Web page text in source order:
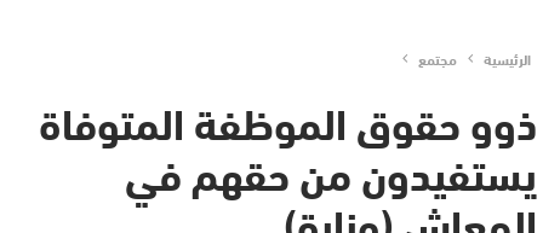
الرئيسية مجتمع
ذوو حقوق الموظفة المتوفاة
يستفيدون من حقهم في